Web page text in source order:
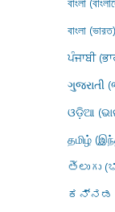
বাংলা (ভারত)
ਪੰਜਾਬੀ
ગુજરાતી
ଓଡ଼ିଆ
தமிழ்
తెలుగు
ಕನ್ನಡ